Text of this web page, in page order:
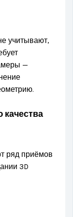
учитывают,
—
ряд приёмов
3D